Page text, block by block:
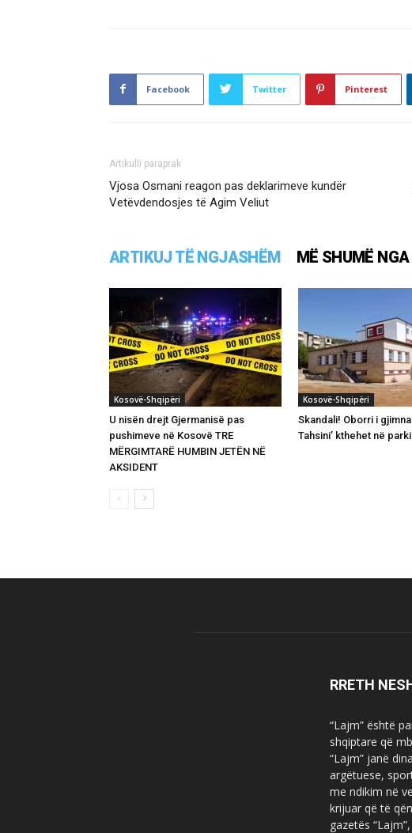
Facebook Twitter Pinterest
Artikulli paraprak
Vjosa Osmani reagon pas deklarimeve kundër
Vetëvdendosjes të Agim Veliut
ARTIKUJ TË NGJASHËM MË SHUMË
Kosovë-Shqipëri
U nisën drejt Gjermanisë pas
pushimeve në Kosovë TRE
MËRGIMTARË HUMBIN JETËN NË
AKSIDENT
Kosovë-Shqipëri
Skandali! Oborri i
Tahsini’ kthehet në
RRETH
“Lajm” është
shqiptare që
“Lajm” janë
argëtuese,
me ndikim në
krijuar që të
gazetës